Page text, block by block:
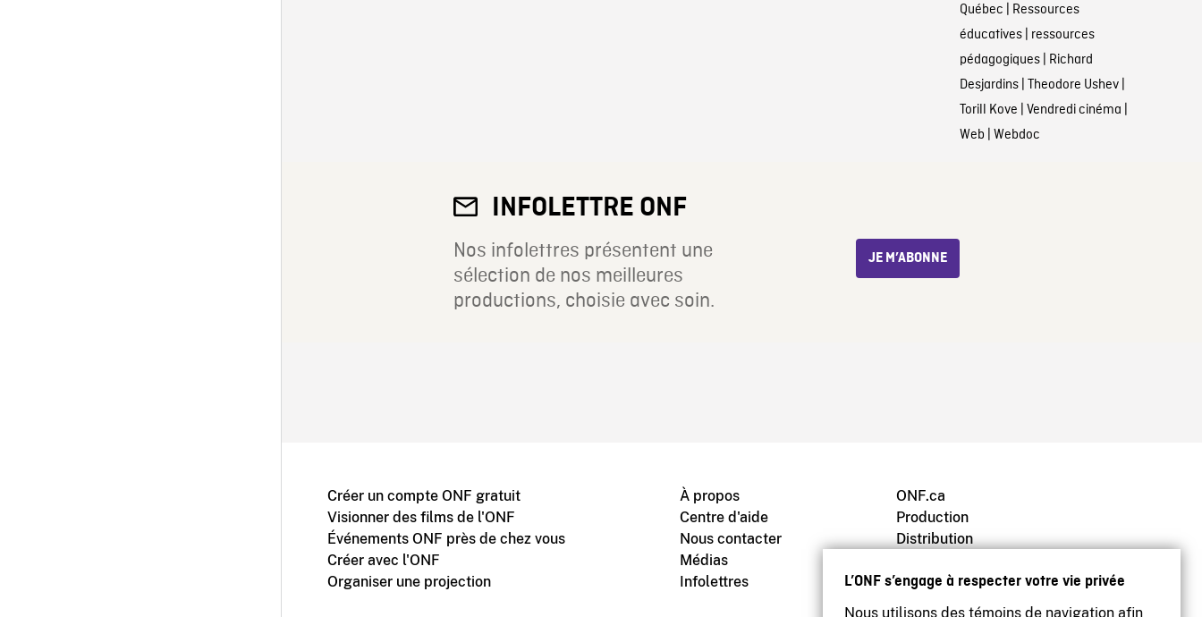
L’ONF s’engage à respecter votre vie privée
Nous utilisons des témoins de navigation afin
Québec | Ressources
éducatives| ressources
pédagogiques| Richard
Desjardins| Theodore Ushev|
Torill Kove | Vendredi cinéma |
Web | Webdoc
INFOLETTRE ONF
Nos infolettres présentent une
sélection de nos meilleures
productions, choisie avec soin.
JE M’ABONNE
Créer un compte ONF gratuit
Visionner des films de l'ONF
Événements ONF près de chez vous
Créer avec l'ONF
Organiser une projection
À propos
Centre d'aide
Nous contacter
Médias
Infolettres
ONF.ca
Production
Distribution
Archives